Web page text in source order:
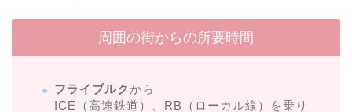
周囲の街からの所要時間
フライブルク から
ICE（高速鉄道）、RB（ローカル線）を乗り